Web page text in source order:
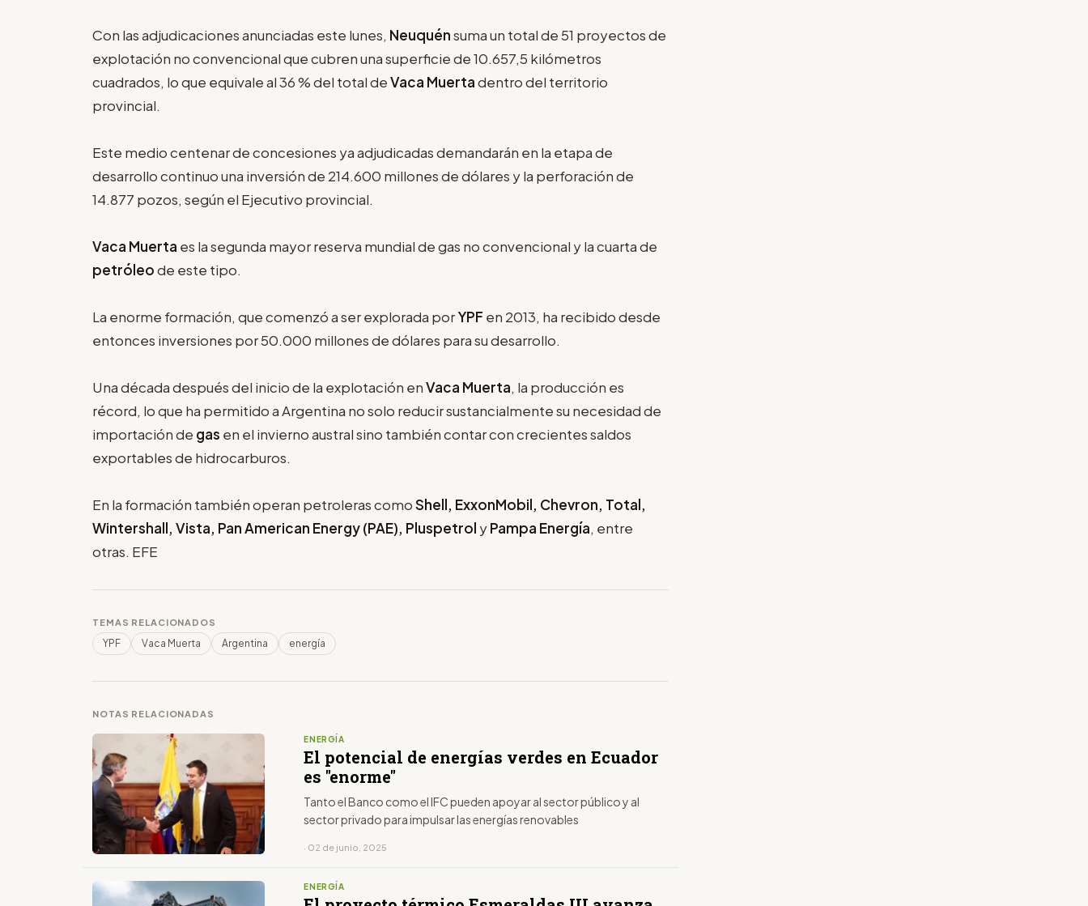
Con las adjudicaciones anunciadas este lunes, Neuquénsuma un total de 51 proyectos de
explotación no convencional que cubren una superficie de 10.657,5 kilómetros
cuadrados, lo que equivale al 36 % del total deVaca Muertadentro del territorio
provincial.
Este medio centenar de concesiones ya adjudicadas demandarán en la etapa de
desarrollo continuo una inversión de 214.600 millones de dólares y la perforación de
14.877 pozos, según el Ejecutivo provincial.
Vaca Muerta es la segunda mayor reserva mundial de gas no convencional y la cuarta de
petróleode este tipo.
La enorme formación, que comenzó a ser explorada porYPF en 2013, ha recibido desde
entonces inversiones por 50.000 millones de dólares para su desarrollo.
Una década después del inicio de la explotación enVaca Muerta, la producción es
récord, lo que ha permitido a Argentina no solo reducir sustancialmente su necesidad de
importación de gas en el invierno austral sino también contar con crecientes saldos
exportables de hidrocarburos.
En la formación también operan petroleras comoShell, ExxonMobil, Chevron, Total,
Wintershall, Vista, Pan American Energy (PAE), Pluspetrol yPampa Energía, entre
otras. EFE
TEMAS RELACIONADOS
YPF Vaca Muerta Argentina energía
NOTAS RELACIONADAS
ENERGÍA
El potencial de energías verdes en Ecuador
es "enorme"
Tanto el Banco como el IFC pueden apoyar al sector público y al
sector privado para impulsar las energías renovables
· 02 de junio, 2025
ENERGÍA